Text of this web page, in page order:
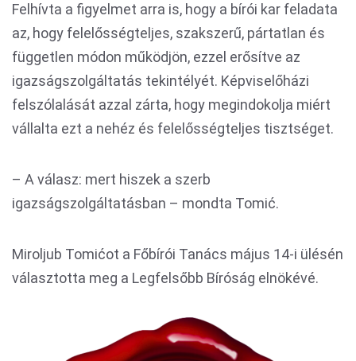
Felhívta a figyelmet arra is, hogy a bírói kar feladata
az, hogy felelősségteljes, szakszerű, pártatlan és
független módon működjön, ezzel erősítve az
igazságszolgáltatás tekintélyét. Képviselőházi
felszólalását azzal zárta, hogy megindokolja miért
vállalta ezt a nehéz és felelősségteljes tisztséget.
– A válasz: mert hiszek a szerb
igazságszolgáltatásban – mondta Tomić.
Miroljub Tomićot a Főbírói Tanács május 14-i ülésén
választotta meg a Legfelsőbb Bíróság elnökévé.